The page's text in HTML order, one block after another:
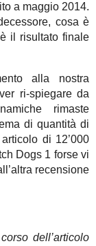
a maggio 2014.
cosa è
il risultato finale
alla nostra
ri-spiegare da
rimaste
di quantità di
di 12’000
Dogs 1 forse vi
recensione
dell’articolo